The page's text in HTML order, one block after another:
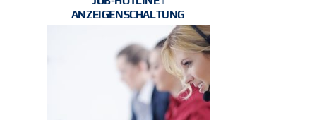
ANZEIGENSCHALTUNG